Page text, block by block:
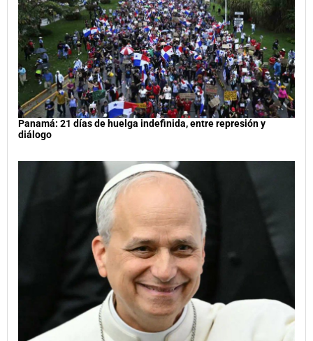
Panamá: 21 días de huelga indefinida, entre represión y
diálogo